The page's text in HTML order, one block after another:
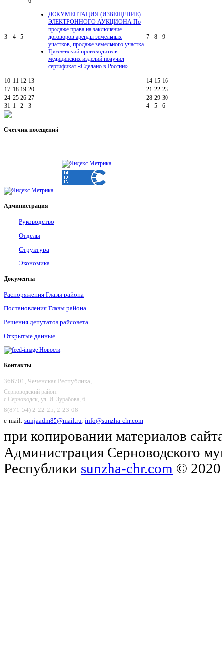
3 4 5
ДОКУМЕНТАЦИЯ (ИЗВЕЩЕНИЕ)
ЭЛЕКТРОННОГО АУКЦИОНА По
продаже права на заключение
договоров аренды земельных
участков, продаже земельного участка
Грозненский производитель
медицинских изделий получил
сертификат «Сделано в России»
7 8 9
10 11 12 13 14 15 16
17 18 19 20 21 22 23
24 25 26 27 28 29 30
31 1 2 3 4 5 6
Счетчик посещений
Администрация
Руководство
Отделы
Структура
Экономика
Документы
Распоряжения Главы района
Постановления Главы района
Решения депутатов райсовета
Открытые данные
Новости
Контакты
366701, Чеченская Республика,
Серноводский район,
с.Серноводск, ул. И. Зурабова, 6
8(871-54) 2-22-25; 2-23-08
e-mail: sunjaadm85@mail.ru, info@sunzha-chr.com
при копировании материалов
Администрация Серноводского
Республики sunzha-chr.com © 2020